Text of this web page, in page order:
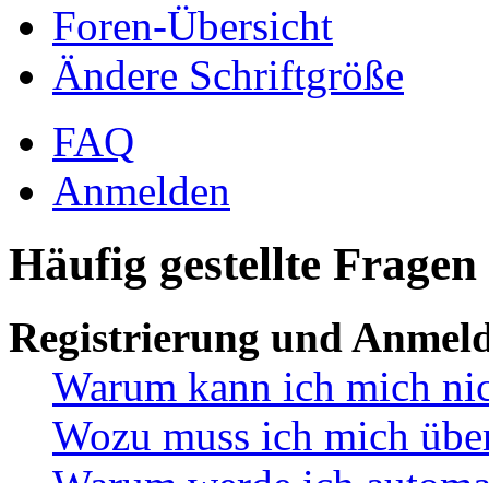
Foren-Übersicht
Ändere Schriftgröße
FAQ
Anmelden
Häufig gestellte Fragen
Registrierung und
Warum kann ich mich
Wozu muss ich mich